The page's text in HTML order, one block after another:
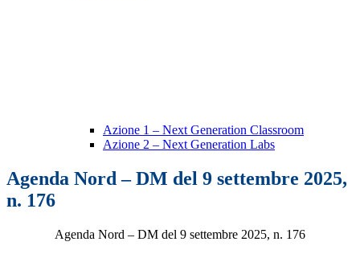
Azione 1 – Next Generation Classroom
Azione 2 – Next Generation Labs
Agenda Nord – DM del 9 settembre 2025,
n. 176
Agenda Nord – DM del 9 settembre 2025, n. 176